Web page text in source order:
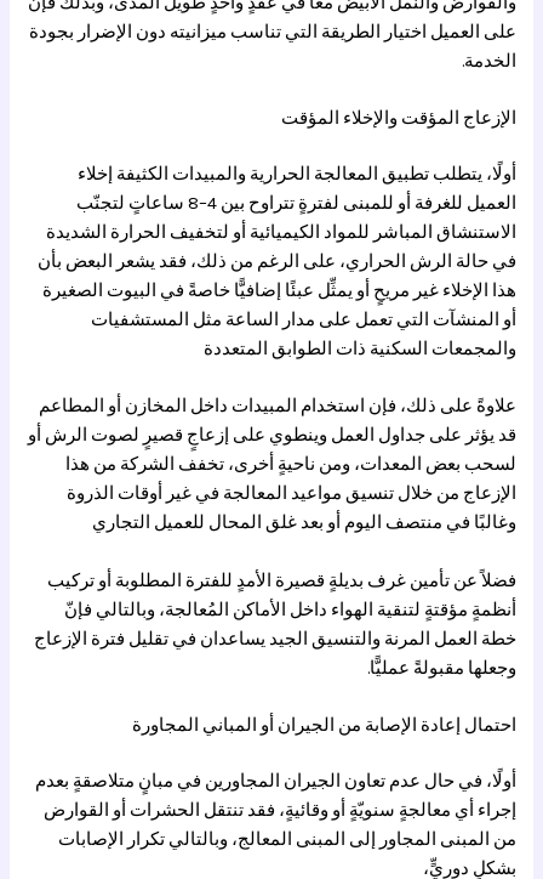
على العميل اختيار الطريقة التي تناسب ميزانيته دون الإضرار بجودة
الخدمة.
الإزعاج المؤقت والإخلاء المؤقت
أولًا، يتطلب تطبيق المعالجة الحرارية والمبيدات الكثيفة إخلاء
العميل للغرفة أو للمبنى لفترةٍ تتراوح بين 4–8 ساعاتٍ لتجنّب
الاستنشاق المباشر للمواد الكيميائية أو لتخفيف الحرارة الشديدة
في حالة الرش الحراري، على الرغم من ذلك، فقد يشعر البعض بأن
هذا الإخلاء غير مريحٍ أو يمثِّل عبئًا إضافيًّا خاصةً في البيوت الصغيرة
أو المنشآت التي تعمل على مدار الساعة مثل المستشفيات
والمجمعات السكنية ذات الطوابق المتعددة
علاوةً على ذلك، فإن استخدام المبيدات داخل المخازن أو المطاعم
قد يؤثر على جداول العمل وينطوي على إزعاجٍ قصيرٍ لصوت الرش أو
لسحب بعض المعدات، ومن ناحيةٍ أخرى، تخفف الشركة من هذا
الإزعاج من خلال تنسيق مواعيد المعالجة في غير أوقات الذروة
وغالبًا في منتصف اليوم أو بعد غلق المحال للعميل التجاري
فضلاً عن تأمين غرف بديلةٍ قصيرة الأمدٍ للفترة المطلوبة أو تركيب
أنظمةٍ مؤقتةٍ لتنقية الهواء داخل الأماكن المُعالجة، وبالتالي فإنّ
خطة العمل المرنة والتنسيق الجيد يساعدان في تقليل فترة الإزعاج
وجعلها مقبولةً عمليًّا.
احتمال إعادة الإصابة من الجيران أو المباني المجاورة
أولًا، في حال عدم تعاون الجيران المجاورين في مبانٍ متلاصقةٍ بعدم
إجراء أي معالجةٍ سنويّةٍ أو وقائيةٍ، فقد تنتقل الحشرات أو القوارض
من المبنى المجاور إلى المبنى المعالج، وبالتالي تكرار الإصابات
بشكلٍ دوريٍّ،